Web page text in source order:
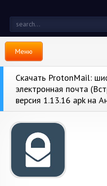
Меню
Скачать ProtonMail:
электронная почта
версия 1.13.16 apk на